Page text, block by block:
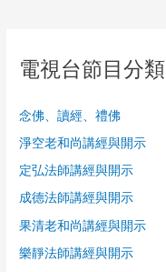
電視台節目分類
念佛、讀經、禮佛
淨空老和尚講經與開示
定弘法師講經與開示
成德法師講經與開示
果清老和尚講經與開示
樂靜法師講經與開示